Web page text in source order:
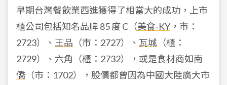
早期台灣餐飲業西進獲得了相當大的成功，上市
櫃公司包括知名品牌 85 度 C（美食-KY ，市：
2723）、 王品 （市：2727）、 瓦城 （櫃：
2729）、 六角 （櫃：2732），或是食材商如南
僑 （市：1702），股價都曾因為中國大陸廣大市